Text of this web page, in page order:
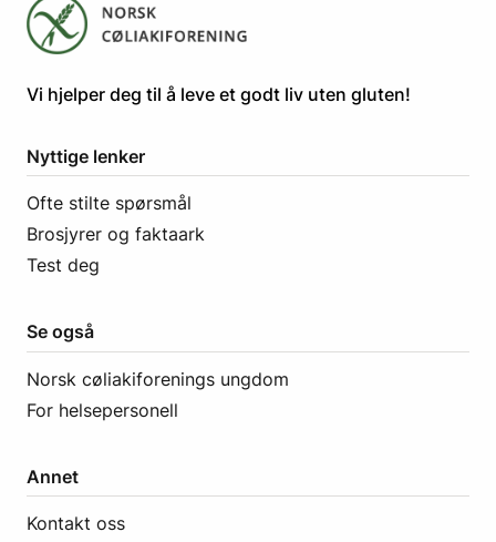
​​​​Vi hjelper deg til å leve et godt liv uten gluten! ​
Nyttige lenker
Ofte stilte spørsmål
Brosjyrer og faktaark
Test deg
Se også
Norsk cøliakiforenings ungdom
For helsepersonell
Annet
Kontakt oss